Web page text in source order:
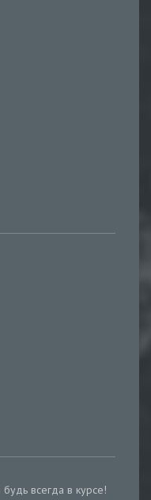
всегда в курсе!